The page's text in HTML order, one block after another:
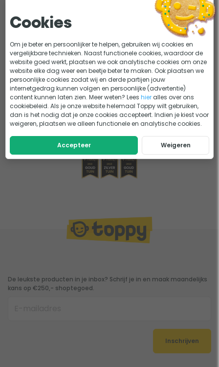
27-01-2021Geschreven door Peter
Water ziet er nog steeds helder uit en dat na 3 maanden. Nog 3 te
gaan voor t zwemseizoen weer van s...
Meer
1
De leukste producten in je inbox? Schrijf je in en maak maandelijks
kans op €250,- shoptegoed.
Inschrijven
Cookies
Om je beter en persoonlijker te helpen, gebruiken wij cookies en
vergelijkbare technieken. Naast functionele cookies, waardoor de
website goed werkt, plaatsen we ook analytische cookies om onze
website elke dag weer een beetje beter te maken. Ook plaatsen we
persoonlijke cookies zodat wij en derde partijen jouw
internetgedrag kunnen volgen en persoonlijke (advertentie)
content kunnen laten zien. Meer weten? Leeshier alles over ons
cookiebeleid. Als je onze website helemaal Toppy wilt gebruiken,
dan is het nodig dat je onze cookies accepteert. Indien je kiest voor
weigeren, plaatsen we alleen functionele en analytische cookies.
Accepteer Weigeren